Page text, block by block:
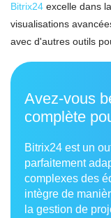
Bitrix24 excelle dans
visualisations
avec d'autres outils
Avez-vous
complète
Bitrix24 est un
parfaitement
complexes des
intègre de
la gestion de